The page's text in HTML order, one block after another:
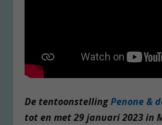
De tentoonstellingPenone &
tot en met 29 januari 2023 in